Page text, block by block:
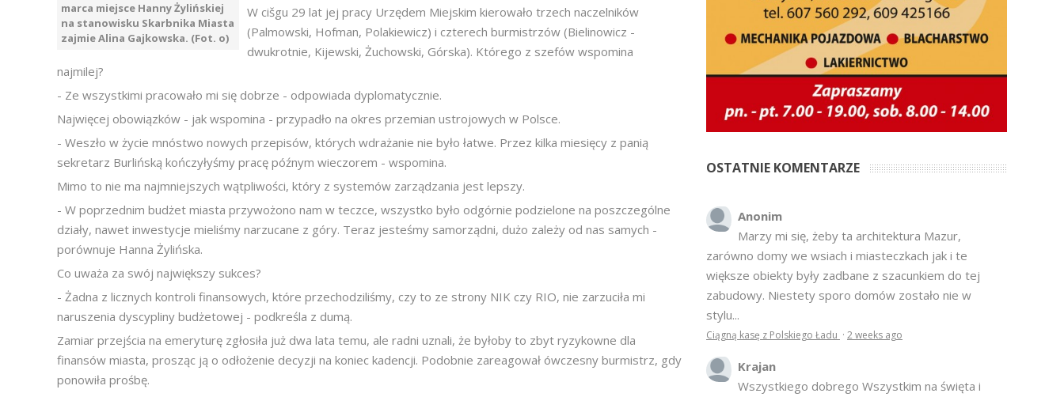
marca miejsce Hanny Żylińskiej
na stanowisku Skarbnika Miasta
zajmie Alina Gajkowska. (Fot. o)
W cišgu 29 lat jej pracy Urzędem Miejskim kierowało trzech naczelników
(Palmowski, Hofman, Polakiewicz) i czterech burmistrzów (Bielinowicz -
dwukrotnie, Kijewski, Żuchowski, Górska). Którego z szefów wspomina
najmilej?
- Ze wszystkimi pracowało mi się dobrze - odpowiada dyplomatycznie.
Najwięcej obowiązków - jak wspomina - przypadło na okres przemian ustrojowych w Polsce.
- Weszło w życie mnóstwo nowych przepisów, których wdrażanie nie było łatwe. Przez kilka miesięcy z panią
sekretarz Burlińską kończyłyśmy pracę późnym wieczorem - wspomina.
Mimo to nie ma najmniejszych wątpliwości, który z systemów zarządzania jest lepszy.
- W poprzednim budżet miasta przywożono nam w teczce, wszystko było odgórnie podzielone na poszczególne
działy, nawet inwestycje mieliśmy narzucane z góry. Teraz jesteśmy samorządni, dużo zależy od nas samych -
porównuje Hanna Żylińska.
Co uważa za swój największy sukces?
- Żadna z licznych kontroli finansowych, które przechodziliśmy, czy to ze strony NIK czy RIO, nie zarzuciła mi
naruszenia dyscypliny budżetowej - podkreśla z dumą.
Zamiar przejścia na emeryturę zgłosiła już dwa lata temu, ale radni uznali, że byłoby to zbyt ryzykowne dla
finansów miasta, prosząc ją o odłożenie decyzji na koniec kadencji. Podobnie zareagował ówczesny burmistrz, gdy
ponowiła prośbę.
OSTATNIE KOMENTARZE
Anonim
Marzy mi się, żeby ta architektura Mazur,
zarówno domy we wsiach i miasteczkach jak i te
większe obiekty były zadbane z szacunkiem do tej
zabudowy. Niestety sporo domów zostało nie w
stylu...
Ciągną kasę z Polskiego Ładu · 2 weeks ago
Krajan
Wszystkiego dobrego Wszystkim na święta i